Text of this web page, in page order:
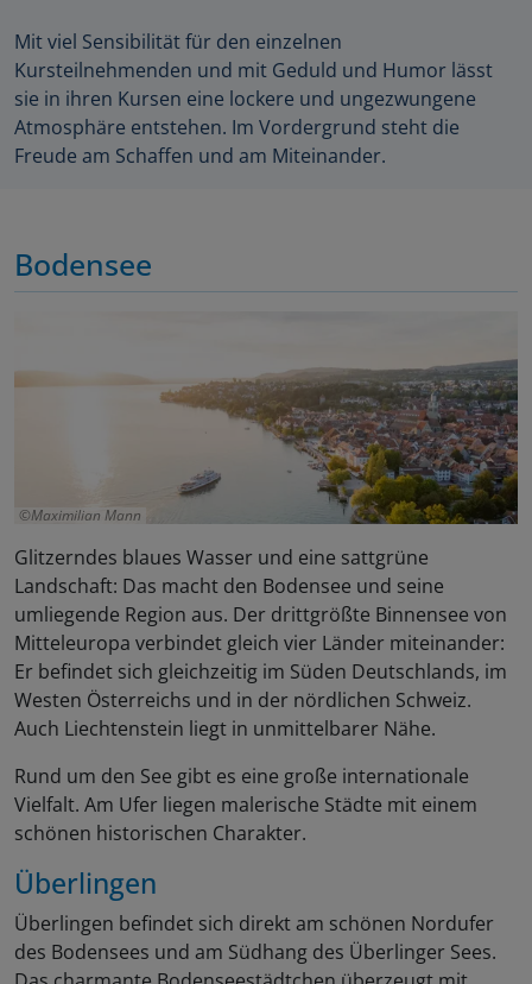
Mit viel Sensibilität für den einzelnen
Kursteilnehmenden und mit Geduld und Humor lässt
sie in ihren Kursen eine lockere und ungezwungene
Atmosphäre entstehen. Im Vordergrund steht die
Freude am Schaffen und am Miteinander.
Bodensee
Maximilian Mann
Glitzerndes blaues Wasser und eine sattgrüne
Landschaft: Das macht den Bodensee und seine
umliegende Region aus. Der drittgrößte Binnensee von
Mitteleuropa verbindet gleich vier Länder miteinander:
Er befindet sich gleichzeitig im Süden Deutschlands, im
Westen Österreichs und in der nördlichen Schweiz.
Auch Liechtenstein liegt in unmittelbarer Nähe.
Rund um den See gibt es eine große internationale
Vielfalt. Am Ufer liegen malerische Städte mit einem
schönen historischen Charakter.
Überlingen
Überlingen befindet sich direkt am schönen Nordufer
des Bodensees und am Südhang des Überlinger Sees.